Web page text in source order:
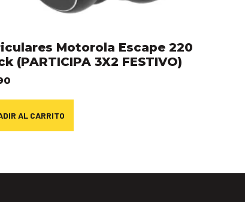
Motorola Escape 220
(PARTICIPA 3X2 FESTIVO)
AL CARRITO